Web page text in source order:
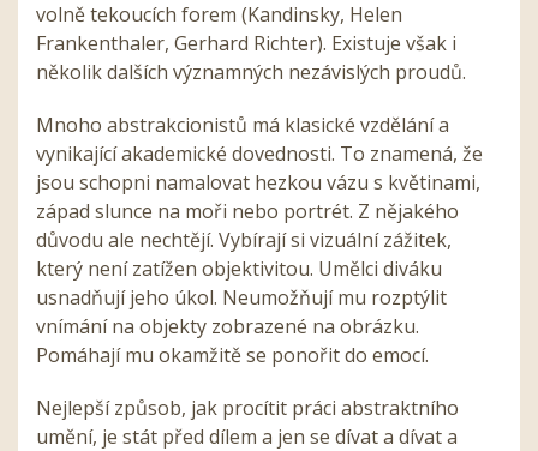
volně tekoucích forem (Kandinsky, Helen
Frankenthaler, Gerhard Richter). Existuje však i
několik dalších významných nezávislých proudů.
Mnoho abstrakcionistů má klasické vzdělání a
vynikající akademické dovednosti. To znamená, že
jsou schopni namalovat hezkou vázu s květinami,
západ slunce na moři nebo portrét. Z nějakého
důvodu ale nechtějí. Vybírají si vizuální zážitek,
který není zatížen objektivitou. Umělci diváku
usnadňují jeho úkol. Neumožňují mu rozptýlit
vnímání na objekty zobrazené na obrázku.
Pomáhají mu okamžitě se ponořit do emocí.
Nejlepší způsob, jak procítit práci abstraktního
umění, je stát před dílem a jen se dívat a dívat a